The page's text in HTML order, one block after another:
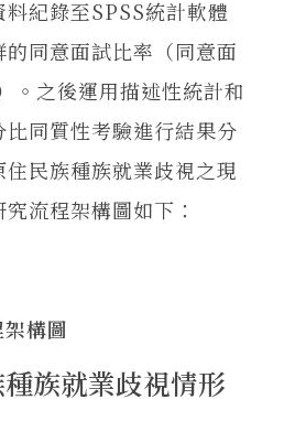
紀錄至SPSS統計軟體
同意面試比率（同意面
。之後運用描述性統計和
同質性考驗進行結果分
民族種族就業歧視之現
流程架構圖如下：
構圖
族就業歧視情形